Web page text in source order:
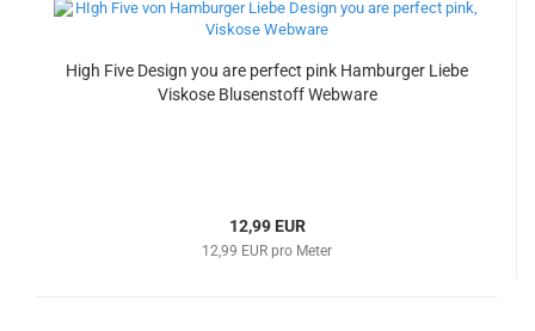
High Five Design you are perfect pink Hamburger Liebe
Viskose Blusenstoff Webware
12,99 EUR
12,99 EUR pro Meter